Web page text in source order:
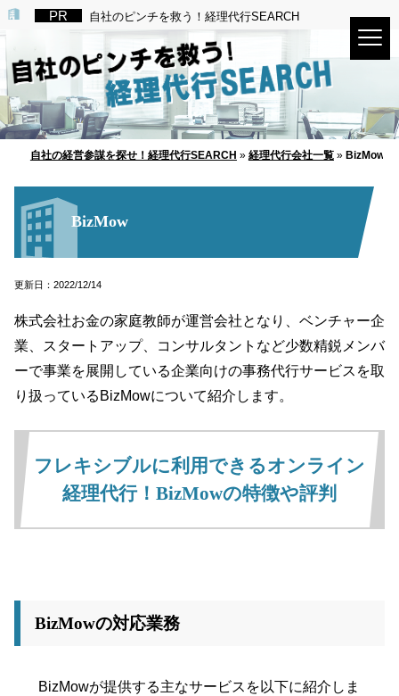
自社のピンチを救う！経理代行SEARCH
自社の経営参謀を探せ！経理代行SEARCH » 経理代行会社一覧» BizMow
BizMow
更新日：2022/12/14
株式会社お金の家庭教師が運営会社となり、ベンチャー企
業、スタートアップ、コンサルタントなど少数精鋭メンバ
ーで事業を展開している企業向けの事務代行サービスを取
り扱っているBizMowについて紹介します。
フレキシブルに利用できるオンライン
経理代行！BizMowの特徴や評判
BizMowの対応業務
BizMowが提供する主なサービスを以下に紹介しま